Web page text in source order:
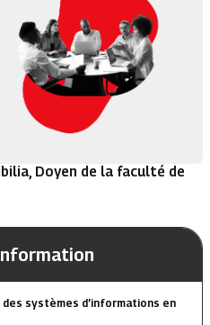
Doyen de la faculté de
systèmes d’informations en